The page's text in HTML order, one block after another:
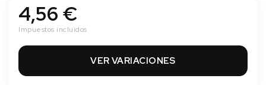
4,56 €
Impuestos incluidos
VER VARIACIONES